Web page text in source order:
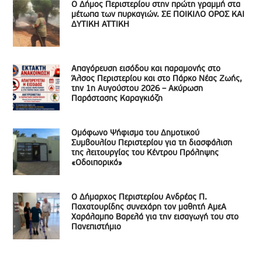
Ο Δήμος Περιστερίου στην πρώτη γραμμή στα
μέτωπα των πυρκαγιών. ΣΕ ΠΟΙΚΙΛΟ ΟΡΟΣ ΚΑΙ
ΔΥΤΙΚΗ ΑΤΤΙΚΗ
Απαγόρευση εισόδου και παραμονής στο
Άλσος Περιστερίου και στο Πάρκο Νέας Ζωής,
την 1η Αυγούστου 2026 – Ακύρωση
Παράστασης Καραγκιόζη
Ομόφωνο Ψήφισμα του Δημοτικού
Συμβουλίου Περιστερίου για τη διασφάλιση
της λειτουργίας του Κέντρου Πρόληψης
«Οδοιπορικό»
Ο Δήμαρχος Περιστερίου Ανδρέας Π.
Παχατουρίδης συνεχάρη τον μαθητή ΑμεΑ
Χαράλαμπο Βαρελά για την εισαγωγή του στο
Πανεπιστήμιο